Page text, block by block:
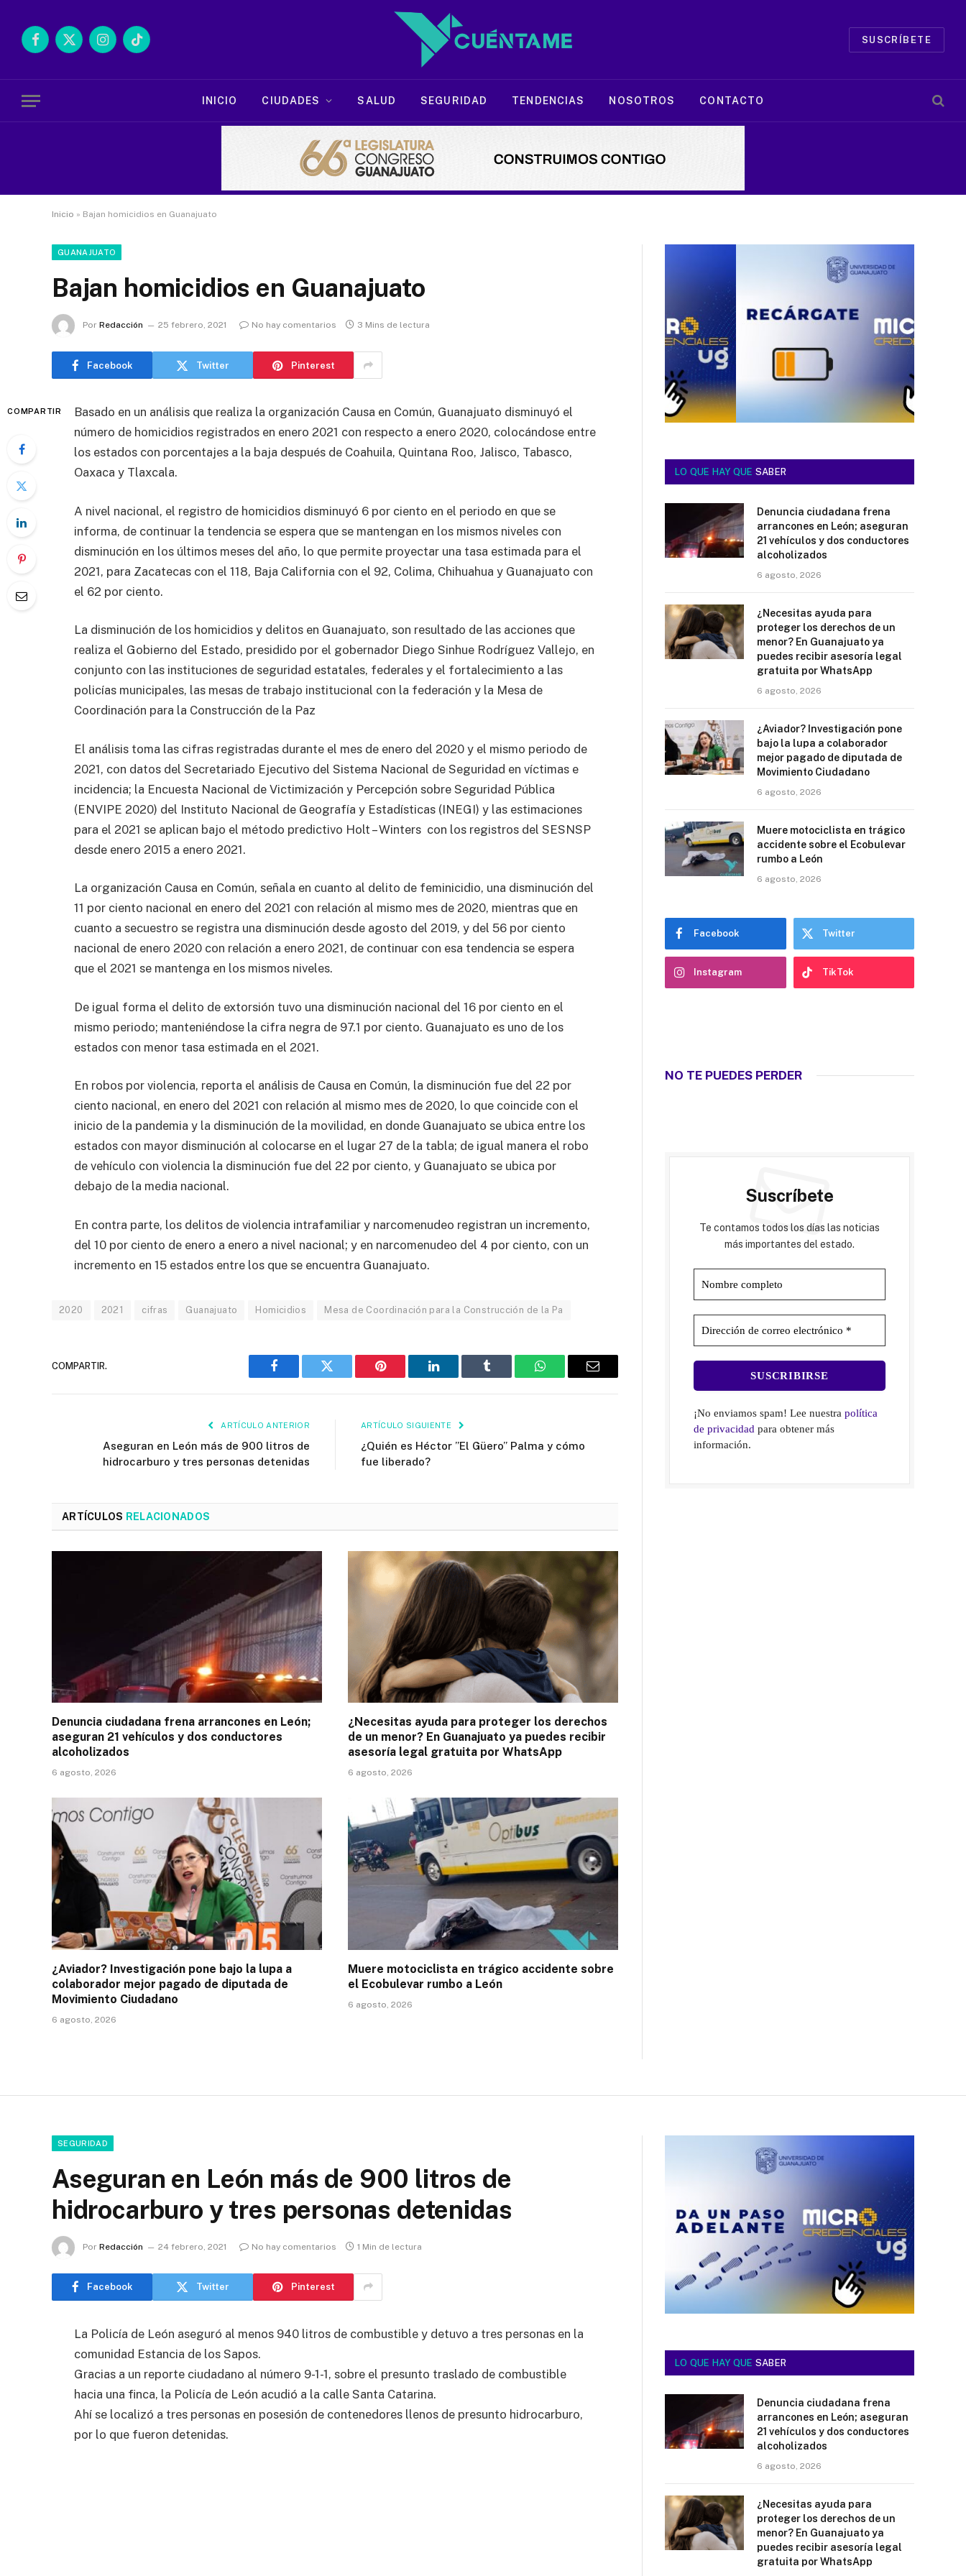
Facebook
X
InstagramTikTok
SUSCRÍBETE
INICIO CIUDADES SALUD SEGURIDAD TENDENCIAS NOSOTROS CONTACTO
Inicio » Bajan homicidios en Guanajuato
GUANAJUATO
Bajan homicidios en Guanajuato
Por Redacción 25 febrero, 2021 No hay comentarios 3 Mins de lectura
Facebook Twitter Pinterest
COMPARTIR
Basado en un análisis que realiza la organización Causa en Común, Guanajuato disminuyó el
número de homicidios registrados en enero 2021 con respecto a enero 2020, colocándose entre
los estados con porcentajes a la baja después de Coahuila, Quintana Roo, Jalisco, Tabasco,
Oaxaca y Tlaxcala.
A nivel nacional, el registro de homicidios disminuyó 6 por ciento en el periodo en que se
informa, de continuar la tendencia se espera que se mantengan en los mismos niveles con
disminución en los últimos meses del año, lo que permite proyectar una tasa estimada para el
2021, para Zacatecas con el 118, Baja California con el 92, Colima, Chihuahua y Guanajuato con
el 62 por ciento.
La disminución de los homicidios y delitos en Guanajuato, son resultado de las acciones que
realiza el Gobierno del Estado, presidido por el gobernador Diego Sinhue Rodríguez Vallejo, en
conjunto con las instituciones de seguridad estatales, federales y el fortalecimiento a las
policías municipales, las mesas de trabajo institucional con la federación y la Mesa de
Coordinación para la Construcción de la Paz
El análisis toma las cifras registradas durante el mes de enero del 2020 y el mismo periodo de
2021, con datos del Secretariado Ejecutivo del Sistema Nacional de Seguridad en víctimas e
incidencia; la Encuesta Nacional de Victimización y Percepción sobre Seguridad Pública
(ENVIPE 2020) del Instituto Nacional de Geografía y Estadísticas (INEGI) y las estimaciones
para el 2021 se aplican bajo el método predictivo Holt – Winters con los registros del SESNSP
desde enero 2015 a enero 2021.
La organización Causa en Común, señala en cuanto al delito de feminicidio, una disminución del
11 por ciento nacional en enero del 2021 con relación al mismo mes de 2020, mientras que en
cuanto a secuestro se registra una disminución desde agosto del 2019, y del 56 por ciento
nacional de enero 2020 con relación a enero 2021, de continuar con esa tendencia se espera
que el 2021 se mantenga en los mismos niveles.
De igual forma el delito de extorsión tuvo una disminución nacional del 16 por ciento en el
mismo periodo; manteniéndose la cifra negra de 97.1 por ciento. Guanajuato es uno de los
estados con menor tasa estimada en el 2021.
En robos por violencia, reporta el análisis de Causa en Común, la disminución fue del 22 por
ciento nacional, en enero del 2021 con relación al mismo mes de 2020, lo que coincide con el
inicio de la pandemia y la disminución de la movilidad, en donde Guanajuato se ubica entre los
estados con mayor disminución al colocarse en el lugar 27 de la tabla; de igual manera el robo
de vehículo con violencia la disminución fue del 22 por ciento, y Guanajuato se ubica por
debajo de la media nacional.
En contra parte, los delitos de violencia intrafamiliar y narcomenudeo registran un incremento,
del 10 por ciento de enero a enero a nivel nacional; y en narcomenudeo del 4 por ciento, con un
incremento en 15 estados entre los que se encuentra Guanajuato.
2020 2021 cifras Guanajuato Homicidios Mesa de Coordinación para la Construcción de la Pa
COMPARTIR.
Facebook Twitter Pinterest LinkedIn Tumblr WhatsAppEmail
ARTÍCULO ANTERIOR
Aseguran en León más de 900 litros de
hidrocarburo y tres personas detenidas
ARTÍCULO SIGUIENTE
¿Quién es Héctor ”El Güero” Palma y cómo
fue liberado?
ARTÍCULOS RELACIONADOS
Denuncia ciudadana frena arrancones en León;
aseguran 21 vehículos y dos conductores
alcoholizados
6 agosto, 2026
¿Necesitas ayuda para proteger los derechos
de un menor? En Guanajuato ya puedes recibir
asesoría legal gratuita por WhatsApp
6 agosto, 2026
¿Aviador? Investigación pone bajo la lupa a
colaborador mejor pagado de diputada de
Movimiento Ciudadano
6 agosto, 2026
Muere motociclista en trágico accidente sobre
el Ecobulevar rumbo a León
6 agosto, 2026
LO QUE HAY QUE SABER
Denuncia ciudadana frena
arrancones en León; aseguran
21 vehículos y dos conductores
alcoholizados
6 agosto, 2026
¿Necesitas ayuda para
proteger los derechos de un
menor? En Guanajuato ya
puedes recibir asesoría legal
gratuita por WhatsApp
6 agosto, 2026
¿Aviador? Investigación pone
bajo la lupa a colaborador
mejor pagado de diputada de
Movimiento Ciudadano
6 agosto, 2026
Muere motociclista en trágico
accidente sobre el Ecobulevar
rumbo a León
6 agosto, 2026
Facebook Twitter
Instagram TikTok
NO TE PUEDES PERDER
Suscríbete
Te contamos todos los días las noticias
más importantes del estado.
¡No enviamos spam! Lee nuestrapolítica
de privacidad para obtener más
información.
SEGURIDAD
Aseguran en León más de 900 litros de
hidrocarburo y tres personas detenidas
Por Redacción 24 febrero, 2021 No hay comentarios 1 Min de lectura
Facebook Twitter Pinterest
La Policía de León aseguró al menos 940 litros de combustible y detuvo a tres personas en la
comunidad Estancia de los Sapos.
Gracias a un reporte ciudadano al número 9-1-1, sobre el presunto traslado de combustible
hacia una finca, la Policía de León acudió a la calle Santa Catarina.
Ahí se localizó a tres personas en posesión de contenedores llenos de presunto hidrocarburo,
por lo que fueron detenidas.
LO QUE HAY QUE SABER
Denuncia ciudadana frena
arrancones en León; aseguran
21 vehículos y dos conductores
alcoholizados
6 agosto, 2026
¿Necesitas ayuda para
proteger los derechos de un
menor? En Guanajuato ya
puedes recibir asesoría legal
gratuita por WhatsApp